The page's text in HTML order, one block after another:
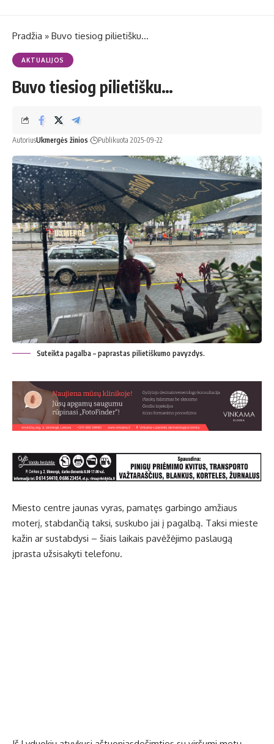
Pradžia » Buvo tiesiog pilietišku…
AKTUALIJOS
Buvo tiesiog pilietišku…
AutoriusUkmergės žinios Publikuota 2025-09-22
Suteikta pagalba – paprastas pilietiškumo pavyzdys.
Miesto centre jaunas vyras, pamatęs garbingo amžiaus
moterį, stabdančią taksi, suskubo jai į pagalbą. Taksi mieste
kažin ar sustabdysi – šiais laikais pavėžėjimo paslaugą
įprasta užsisakyti telefonu.